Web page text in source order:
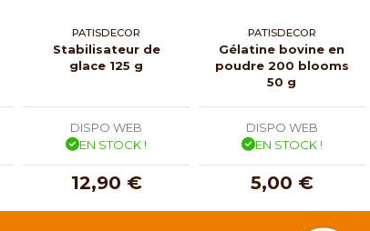
PATISDECOR
Stabilisateur de
glace 125 g
DISPO WEB
EN STOCK !
12,90 €
PATISDECOR
Gélatine bovine en
poudre 200 blooms
50 g
DISPO WEB
EN STOCK !
5,00 €